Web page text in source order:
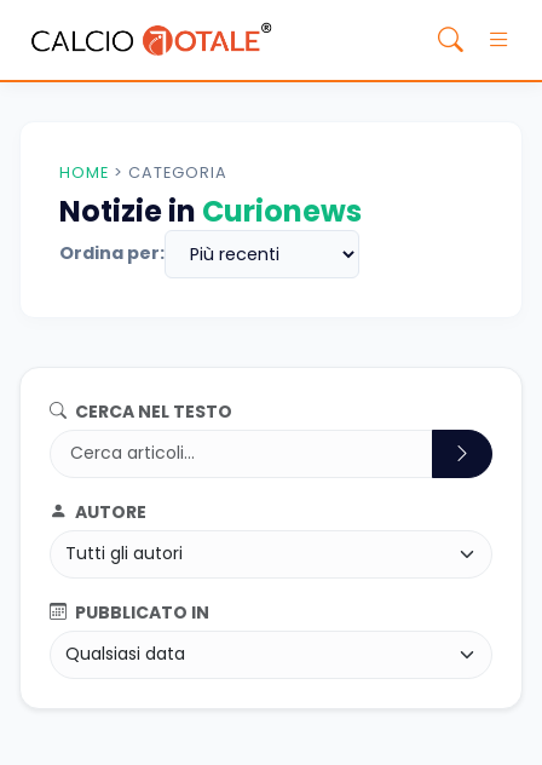
HOME > CATEGORIA
Notizie in Curionews
Ordina per:
CERCA NEL TESTO
AUTORE
PUBBLICATO IN